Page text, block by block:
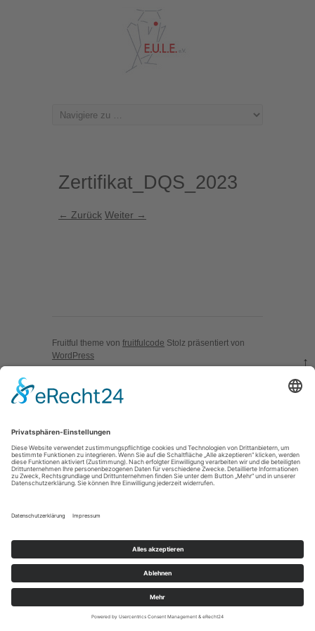
Zertifikat_DQS_2023
← Zurück Weiter →
Fruitful theme von fruitfulcode Stolz präsentiert von
WordPress
↑